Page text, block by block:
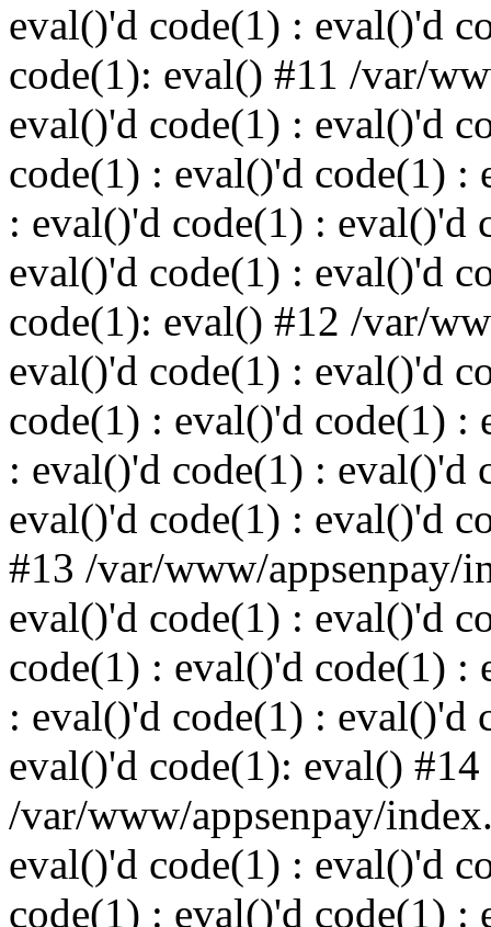
eval()'d code(1) : eval()'d
code(1): eval() #11 /var/
eval()'d code(1) : eval()'d
code(1) : eval()'d code(1) :
: eval()'d code(1) : eval()'d
eval()'d code(1) : eval()'d
code(1): eval() #12 /var/
eval()'d code(1) : eval()'d
code(1) : eval()'d code(1) :
: eval()'d code(1) : eval()'d
eval()'d code(1) : eval()'d
#13 /var/www/appsenpay/
eval()'d code(1) : eval()'d
code(1) : eval()'d code(1) :
: eval()'d code(1) : eval()'d
eval()'d code(1): eval() #14
/var/www/appsenpay/
eval()'d code(1) : eval()'d
code(1) : eval()'d code(1) :